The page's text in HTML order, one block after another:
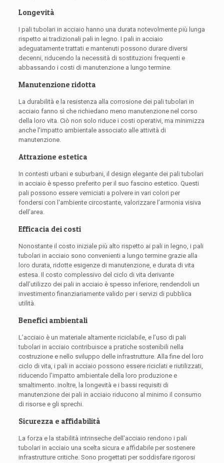
Longevità
I pali tubolari in acciaio hanno una durata notevolmente più lunga
rispetto ai tradizionali pali in legno. I pali in acciaio
adeguatamente trattati e mantenuti possono durare diversi
decenni, riducendo la necessità di sostituzioni frequenti e
abbassando i costi di manutenzione a lungo termine.
Manutenzione ridotta
La durabilità e la resistenza alla corrosione dei pali tubolari in
acciaio fanno sì che richiedano meno manutenzione nel corso
della loro vita. Ciò non solo riduce i costi operativi, ma minimizza
anche l'impatto ambientale associato alle attività di
manutenzione.
Attrazione estetica
In contesti urbani e suburbani, il design elegante dei pali tubolari
in acciaio è spesso preferito per il suo fascino estetico. Questi
pali possono essere verniciati a polvere in vari colori per
fondersi con l'ambiente circostante, valorizzare l’armonia visiva
dell’area.
Efficacia dei costi
Nonostante il costo iniziale più alto rispetto ai pali in legno, i pali
tubolari in acciaio sono convenienti a lungo termine grazie alla
loro durata, ridotte esigenze di manutenzione, e durata di vita
estesa. Il costo complessivo del ciclo di vita derivante
dall’utilizzo dei pali in acciaio è spesso inferiore, rendendoli un
investimento finanziariamente valido per i servizi di pubblica
utilità.
Benefici ambientali
L’acciaio è un materiale altamente riciclabile, e l’uso di pali
tubolari in acciaio contribuisce a pratiche sostenibili nella
costruzione e nello sviluppo delle infrastrutture. Alla fine del loro
ciclo di vita, i pali in acciaio possono essere riciclati e riutilizzati,
riducendo l’impatto ambientale della loro produzione e
smaltimento. inoltre, la longevità e i bassi requisiti di
manutenzione dei pali in acciaio riducono al minimo il consumo
di risorse e gli sprechi.
Sicurezza e affidabilità
La forza e la stabilità intrinseche dell'acciaio rendono i pali
tubolari in acciaio una scelta sicura e affidabile per sostenere
infrastrutture critiche. Sono progettati per soddisfare rigorosi